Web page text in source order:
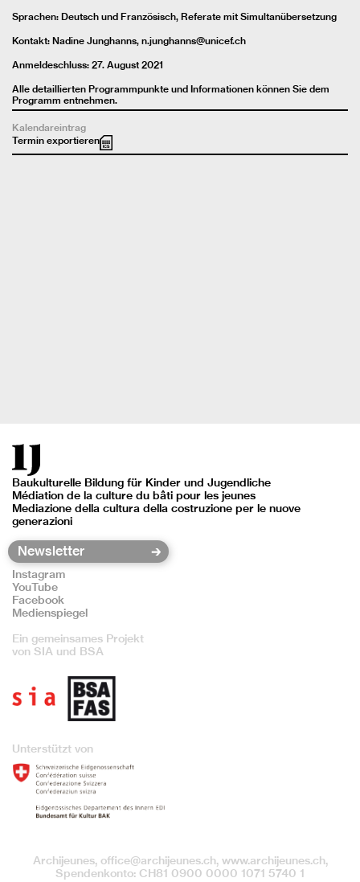
Sprachen: Deutsch und Französisch, Referate mit Simultanübersetzung
Kontakt: Nadine Junghanns, n.junghanns@unicef.ch
Anmeldeschluss: 27. August 2021
Alle detaillierten Programmpunkte und Informationen können Sie dem
Programm entnehmen.
Kalendareintrag
Termin exportieren
Baukulturelle Bildung für Kinder und Jugendliche
Médiation de la culture du bâti pour les jeunes
Mediazione della cultura della costruzione per le nuove
generazioni
Instagram
YouTube
Facebook
Medienspiegel
Ein gemeinsames Projekt
von SIA und BSA
Unterstützt von
Archijeunes, office@archijeunes.ch, www.archijeunes.ch,
Spendenkonto: CH81 0900 0000 1071 5740 1